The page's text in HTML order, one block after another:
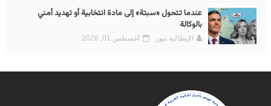
عندما تتحول «سبتة» إلى مادة انتخابية أو تهديد أمني
بالوكالة
الإيطالية نيوز أغسطس 01, 2026